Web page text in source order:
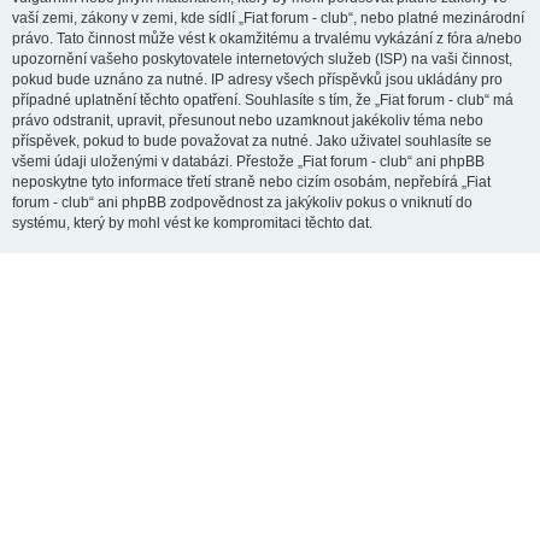
vaší zemi, zákony v zemi, kde sídlí „Fiat forum - club“, nebo platné mezinárodní
právo. Tato činnost může vést k okamžitému a trvalému vykázání z fóra a/nebo
upozornění vašeho poskytovatele internetových služeb (ISP) na vaši činnost,
pokud bude uznáno za nutné. IP adresy všech příspěvků jsou ukládány pro
případné uplatnění těchto opatření. Souhlasíte s tím, že „Fiat forum - club“ má
právo odstranit, upravit, přesunout nebo uzamknout jakékoliv téma nebo
příspěvek, pokud to bude považovat za nutné. Jako uživatel souhlasíte se
všemi údaji uloženými v databázi. Přestože „Fiat forum - club“ ani phpBB
neposkytne tyto informace třetí straně nebo cizím osobám, nepřebírá „Fiat
forum - club“ ani phpBB zodpovědnost za jakýkoliv pokus o vniknutí do
systému, který by mohl vést ke kompromitaci těchto dat.